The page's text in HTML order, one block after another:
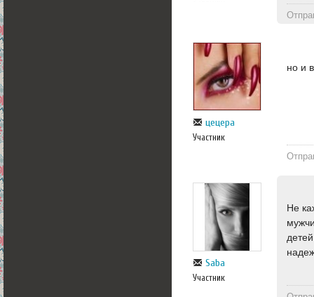
цецера
Участник
но и
Saba
Участник
Не